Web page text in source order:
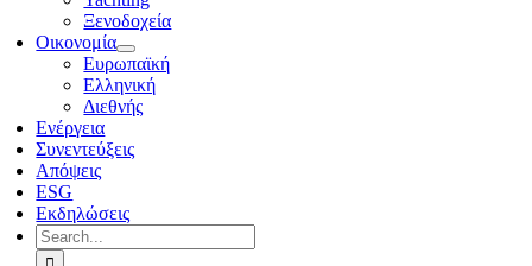
Ξενοδοχεία
Οικονομία
Ευρωπαϊκή
Ελληνική
Διεθνής
Ενέργεια
Συνεντεύξεις
Απόψεις
ESG
Εκδηλώσεις
Search
for: